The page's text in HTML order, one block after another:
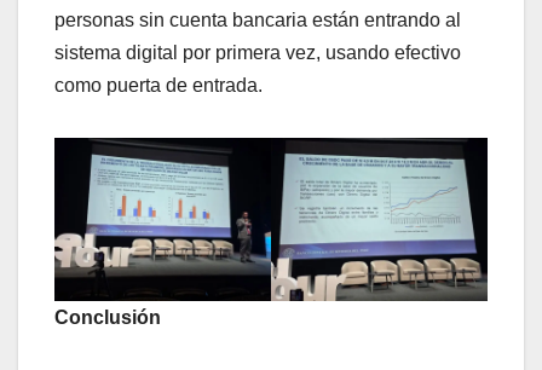
personas sin cuenta bancaria están entrando al
sistema digital por primera vez, usando efectivo
como puerta de entrada.
Conclusión